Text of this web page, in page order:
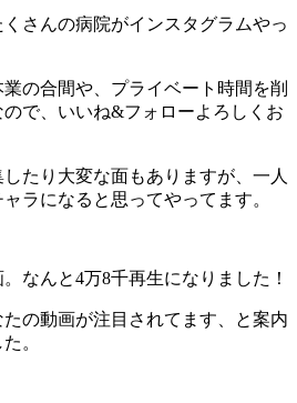
さんの病院がインスタグラムやっ
の合間や、プライベート時間を削
で、いいね&フォローよろしくお
たり大変な面もありますが、一人
ラになると思ってやってます。
なんと4万8千再生になりました！
の動画が注目されてます、と案内
。